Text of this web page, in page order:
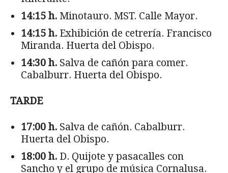
14:15 h. Minotauro. MST. Calle Mayor.
14:15 h. Exhibición de cetrería. Francisco
Miranda. Huerta del Obispo.
14:30 h. Salva de cañón para comer.
Cabalburr. Huerta del Obispo.
TARDE
17:00 h. Salva de cañón. Cabalburr.
Huerta del Obispo.
18:00 h. D. Quijote y pasacalles con
Sancho y el grupo de música Cornalusa.